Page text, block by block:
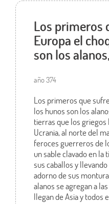
Los primeros
Europa el
son los
año 374
Los primeros que
los hunos son los
tierras que los griegos
Ucrania, al norte del
feroces guerreros de
un sable clavado en la
sus caballos y
adorno de sus
alanos se agregan a
llegan de Asia y todos